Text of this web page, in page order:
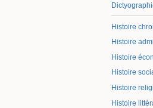
Histoire
Histoire
Histoire
Histoire
Histoire
Histoire